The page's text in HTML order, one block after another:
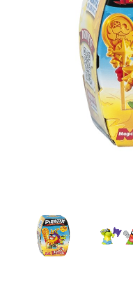
Firma
Kontakt